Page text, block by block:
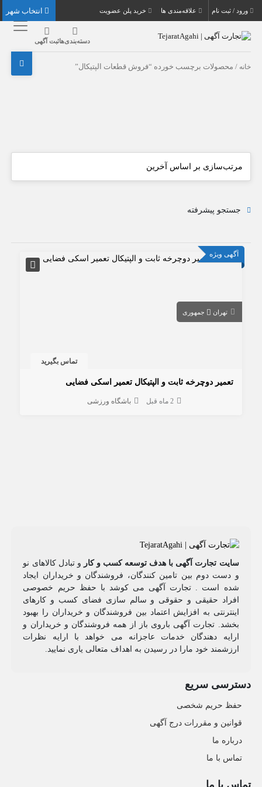
ورود / ثبت نام علاقه‌مندی ها خرید پلن عضویت
دسته‌بندی‌هاثبت آگهی
خانه / محصولات برچسب خورده “فروش قطعات الپتیکال”
جستجو پیشرفته
آگهی ویژه
تهران جمهوری
تماس بگیرید
تعمیر دوچرخه ثابت و الپتیکال تعمیر اسکی فضایی
2 ماه قبل باشگاه ورزشی
سایت تجارت آگهی با هدف توسعه کسب و کار و تبادل کالاهای نو
و دست دوم بین تامین کنندگان، فروشندگان و خریداران ایجاد
شده است . تجارت آگهی می کوشد با حفظ حریم خصوصی
افراد حقیقی و حقوقی و سالم سازی فضای کسب و کارهای
اینترنتی به افزایش اعتماد بین فروشندگان و خریداران را بهبود
بخشد. تجارت آگهی باروی باز از همه فروشندگان و خریداران و
ارایه دهندگان خدمات عاجزانه می خواهد با ارایه نظرات
ارزشمند خود مارا در رسیدن به اهداف متعالی یاری نمایید.
دسترسی سریع
حفظ حریم شخصی
قوانین و مقررات درج آگهی
درباره ما
تماس با ما